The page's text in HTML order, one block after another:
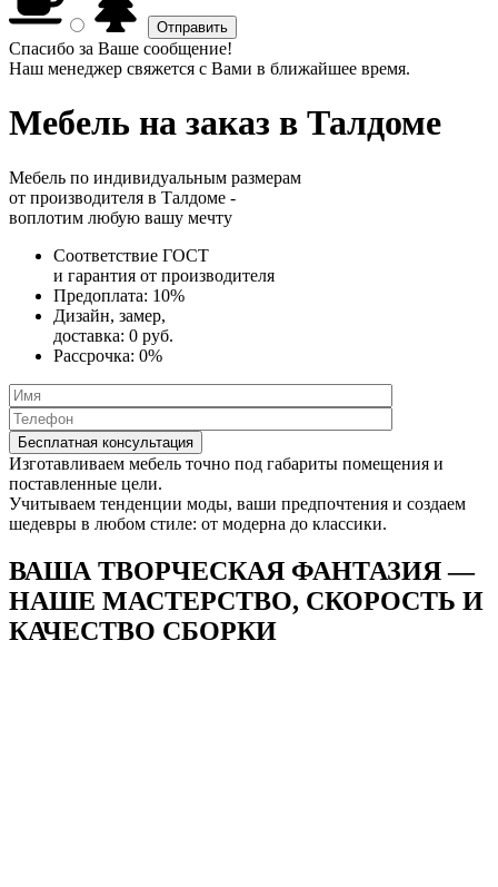
Спасибо за Ваше сообщение!
Наш менеджер свяжется с Вами в ближайшее время.
Мебель на заказ в Талдоме
Мебель по индивидуальным размерам
от производителя в Талдоме -
воплотим любую вашу мечту
Соответствие ГОСТ
и гарантия от производителя
Предоплата: 10%
Дизайн, замер,
доставка: 0 руб.
Рассрочка: 0%
Изготавливаем мебель точно под габариты помещения и
поставленные цели.
Учитываем тенденции моды, ваши предпочтения и создаем
шедевры в любом стиле: от модерна до классики.
ВАША ТВОРЧЕСКАЯ ФАНТАЗИЯ —
НАШЕ МАСТЕРСТВО, СКОРОСТЬ И
КАЧЕСТВО СБОРКИ